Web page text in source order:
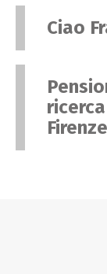
Ciao
Firenze